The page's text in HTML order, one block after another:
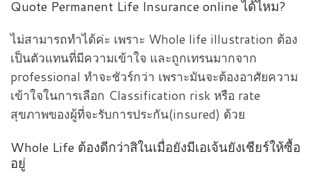
Quote Permanent Life Insurance online ได้ไหม?
ไม่สามารถทำได้ค่ะ เพราะ Whole life illustration ต้อง
เป็นตัวแทนที่มีความเข้าใจ และถูกเทรนมากจาก
professional ทำจะชัวร์กว่า เพราะมันจะต้องอาศัยความ
เข้าใจในการเลือก Classification risk หรือ rate
สุขภาพของผู้ที่จะรับการประกัน(insured) ด้วย
Whole Life ต้องดีกว่าสิในเมื่อยังมีเอเจ้นยังเชียร์ให้ซื้อ
อยู่